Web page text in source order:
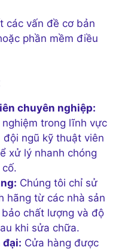
các vấn đề cơ bản
phần mềm điều
chuyên nghiệp:
trong lĩnh vực
ngũ kỹ thuật viên
xử lý nhanh chóng
Chúng tôi chỉ sử
hãng từ các nhà sản
chất lượng và độ
khi sửa chữa.
đại: Cửa hàng được